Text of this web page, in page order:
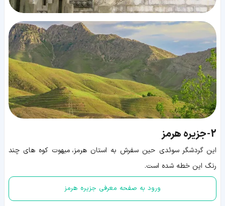
2- جزیره هرمز
این گردشگر سوئدی حین سفرش به استان هرمز، مبهوت کوه های چند
رنگ این خطه شده است.
ورود به صفحه معرفی جزیره هرمز